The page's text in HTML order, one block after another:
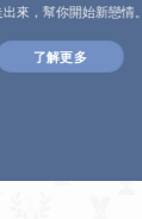
來，幫你開始新戀情。
了解更多